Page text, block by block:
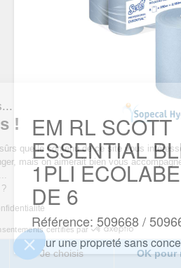
nous...
!
d’être sûrs que le contenu de ce site
déranger, mais on aimerait bien vous
visite...
vous ?
de confidentialité
Consentements certifiés par
Je choisis
EM RL SCOTT
ESSENTIAL
1PLI
DE 6
Référence: 509668 /
Pour une propreté sans
jour, notre essuie-mains vous